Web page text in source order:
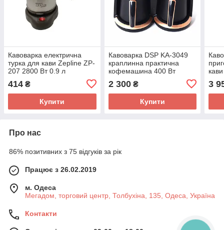
Кавоварка електрична
турка для кави Zepline ZP-
207 2800 Вт 0.9 л
414 ₴
Купити
Кавоварка DSP KA-3049
краплинна практична
кофемашина 400 Вт
2 300₴
Купити
3
Про нас
86% позитивних з 75 відгуків за рік
Працює з 26.02.2019
м. Одеса
Мегадом, торговий центр, Толбухіна, 135, Одеса, Україна
Контакти